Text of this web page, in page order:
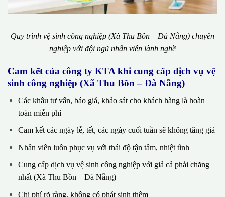
Quy trình vệ sinh công nghiệp (Xã Thu Bồn – Đà Nẵng) chuyên
nghiệp với đội ngũ nhân viên lành nghề
Cam kết của công ty KTA khi cung cấp dịch vụ vệ
sinh công nghiệp (Xã Thu Bồn – Đà Nẵng)
Các khâu tư vấn, báo giá, khảo sát cho khách hàng là hoàn
toàn miễn phí
Cam kết các ngày lễ, tết, các ngày cuối tuần sẽ không tăng giá
Nhân viên luôn phục vụ với thái độ tận tâm, nhiệt tình
Cung cấp dịch vụ vệ sinh công nghiệp với giả cả phải chăng
nhất (Xã Thu Bồn – Đà Nẵng)
Chi phí rõ ràng, không có phát sinh thêm